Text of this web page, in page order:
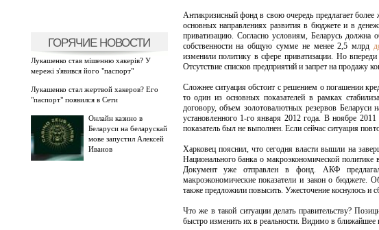
ГОРЯЧИЕ НОВОСТИ
Лукашенко став мішенню хакерів? У
мережі з'явився його "паспорт"
Лукашенко стал жертвой хакеров? Его
"паспорт" появился в Сети
Онлайн казино в
Беларуси на беларускай
мове запустил Алексей
Иванов
Антикризисный фонд в свою очередь предлагает
основных направлениях развития в бюджете и в
приватизацию. Согласно условиям, Беларусь должна
собственности на общую сумме не менее 2,5 млрд
изменили политику в сфере приватизации. Но
Отсутствие списков предприятий и запрет на продажу
Сложнее ситуация обстоит с решением о погашении
то один из основных показателей в рамках
договору, объем золотовалютных резервов
установленного 1-го января 2012 года. В ноябре 2011
показатель был не выполнен. Если сейчас ситуация
Харковец пояснил, что сегодня власти вышли на
Национального банка о макроэкономической
Документ уже отправлен в фонд. АКФ предлагал
макроэкономические показатели и закон о
также предложили повысить. Ужесточение коснулось и
Что же в такой ситуации делать правительству?
быстро изменить их в реальности. Видимо в